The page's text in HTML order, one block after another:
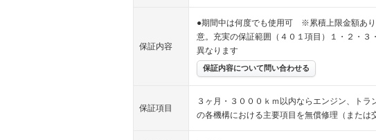
保証内容
●期間中は何度でも使用可 ※累積上限金額あ
意。充実の保証範囲（４０１項目）１・２・
異なります
保証内容について問い合わせる
保証項目
３ヶ月・３０００ｋｍ以内ならエンジン、ト
の各機構における主要項目を無償修理（または